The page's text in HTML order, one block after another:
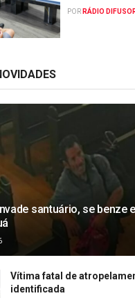
POR RÁDIO
santuário, se benze
Vítima fatal de
identificada